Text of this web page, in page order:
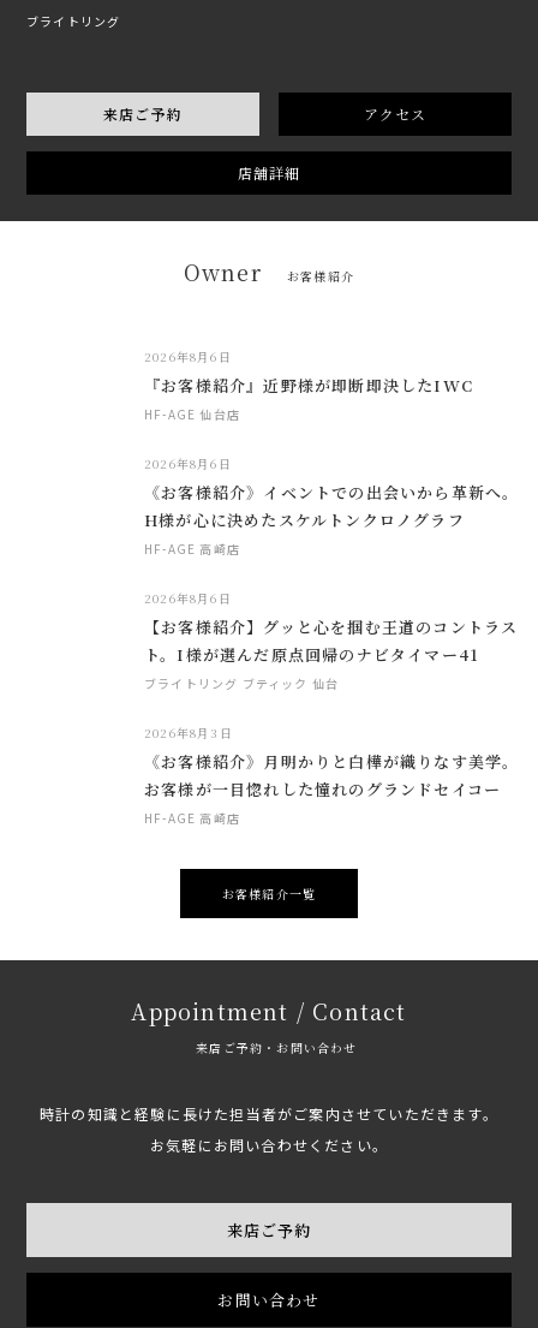
ブライトリング
来店ご予約 アクセス
店舗詳細
Owner お客様紹介
2026年8月6日
『お客様紹介』近野様が即断即決したIWC
HF-AGE 仙台店
2026年8月6日
《お客様紹介》イベントでの出会いから革新へ。
H様が心に決めたスケルトンクロノグラフ
HF-AGE 高崎店
2026年8月6日
【お客様紹介】グッと心を掴む王道のコントラス
ト。I様が選んだ原点回帰のナビタイマー41
ブライトリング ブティック 仙台
2026年8月3日
《お客様紹介》月明かりと白樺が織りなす美学。
お客様が一目惚れした憧れのグランドセイコー
HF-AGE 高崎店
お客様紹介一覧
Appointment / Contact
来店ご予約・お問い合わせ
時計の知識と経験に長けた担当者がご案内させていただきます。
お気軽にお問い合わせください。
来店ご予約
お問い合わせ